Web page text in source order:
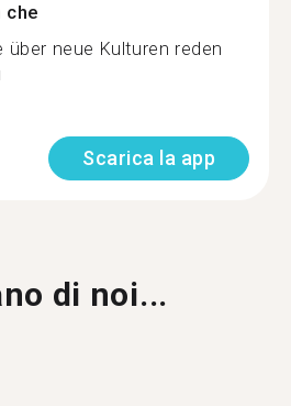
che
über neue Kulturen reden
Scarica la app
di noi...